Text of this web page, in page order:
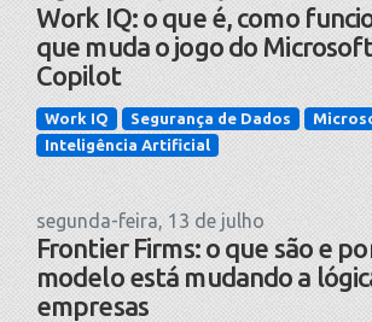
Work IQ: o que é, como
que muda o jogo do
Copilot
Work IQ Segurança de Dados
Inteligência Artificial
segunda-feira, 13 de julho
Frontier Firms: o que são e
modelo está mudando a
empresas